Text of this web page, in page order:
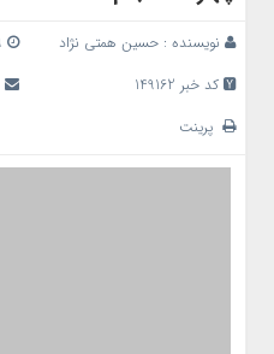
نویسنده : حسین همتی نژاد
کد خبر 149162
پرینت